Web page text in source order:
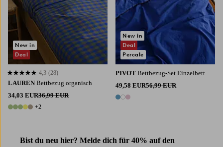
LAUREN Bettbezug organisch
34,03 EUR36,99 EUR
7 Farben
+2
4,3 basierend auf 28 Bewertungen
4,3 (28)
New in
Deal
PIVOT Bettbezug-Set Einzelbett
49,58 EUR56,99 EUR
3 Farben
New in
Deal
Percale
Bist du neu hier? Melde dich für 40% auf den